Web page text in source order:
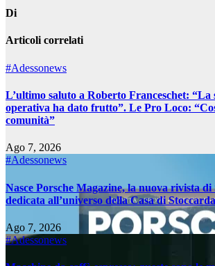
Di
Articoli correlati
#Adessonews
L’ultimo saluto a Roberto Franceschet: “La
operativa ha dato frutto”. Le Pro Loco:
comunità”
Ago 7, 2026
#Adessonews
Nasce Porsche Magazine, la nuova rivista
dedicata all’universo della Casa di Stoccarda
Ago 7, 2026
#Adessonews